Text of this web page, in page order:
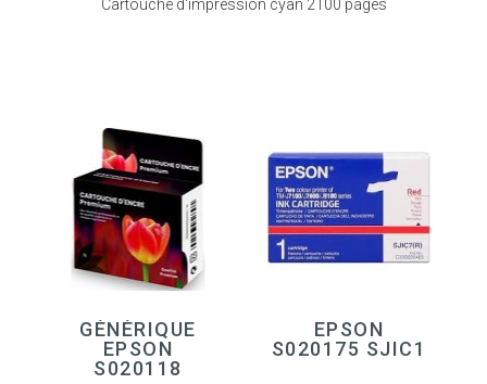
Cartouche d'impression cyan 2100 pages
GÉNÉRIQUE
EPSON
S020118
EPSON
S020175 SJIC1